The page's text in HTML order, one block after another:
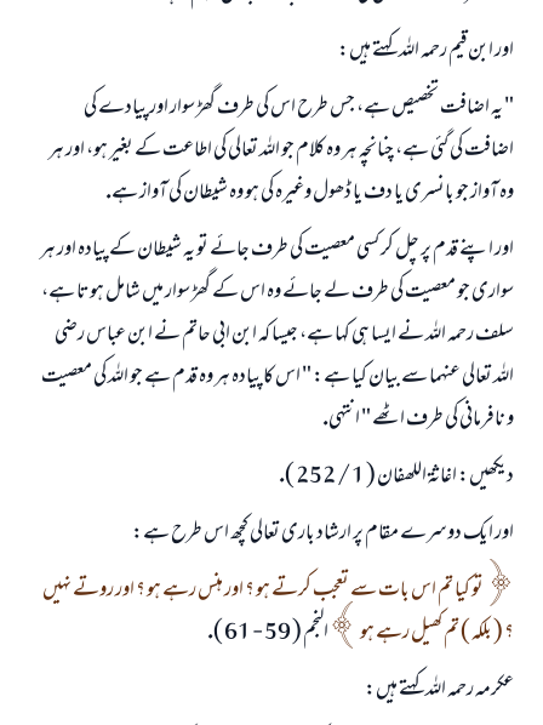
اور ابن قيم رحمہ اللہ كہتے ہيں:
" يہ اضافت تخصيص ہے، جس طرح اس كى طرف گھڑ سوار اور پيادے كى
اضافت كى گئى ہے، چنانچہ ہر وہ كلام جو اللہ تعالى كى اطاعت كے بغير ہو، اور ہر
وہ آواز جو بانسرى يا دف يا ڈھول وغيرہ كى ہو وہ شيطان كى آواز ہے.
اور اپنے قدم پر چل كر كسى معصيت كى طرف جائے تو يہ شيطان كے پيادہ اور ہر
سوارى جو معصيت كى طرف لے جائے وہ اس كے گھڑ سوار ميں شامل ہوتا ہے،
سلف رحمہ اللہ نے ايسا ہى كہا ہے، جيسا كہ ابن ابى حاتم نے ابن عباس رضى
اللہ تعالى عنہما سے بيان كيا ہے: " اس كا پيادہ ہر وہ قدم ہے جو اللہ كى معصيت
و نافرمانى كى طرف اٹھے " انتہى.
ديكھيں: اغاثۃ اللھفان ( 1 / 252 ).
اور ايك دوسرے مقام پر ارشاد بارى تعالى كچھ اس طرح ہے:
تو كيا تم اس بات سے تعجب كرتے ہو ؟ اور ہنس رہے ہو ؟ اور روتے نہيں
؟ ( بلكہ ) تم كھيل رہے ہو
النجم ( 59 - 61 ).
عكرمہ رحمہ اللہ كہتے ہيں: